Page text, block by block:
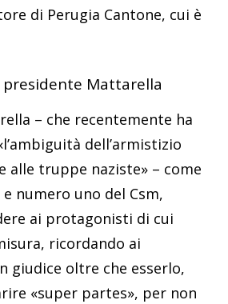
di Perugia Cantone, cui è
presidente Mattarella
– che recentemente ha
dell’armistizio
alle truppe naziste» – come
numero uno del Csm,
ai protagonisti di cui
ricordando ai
giudice oltre che esserlo,
«super partes», per non